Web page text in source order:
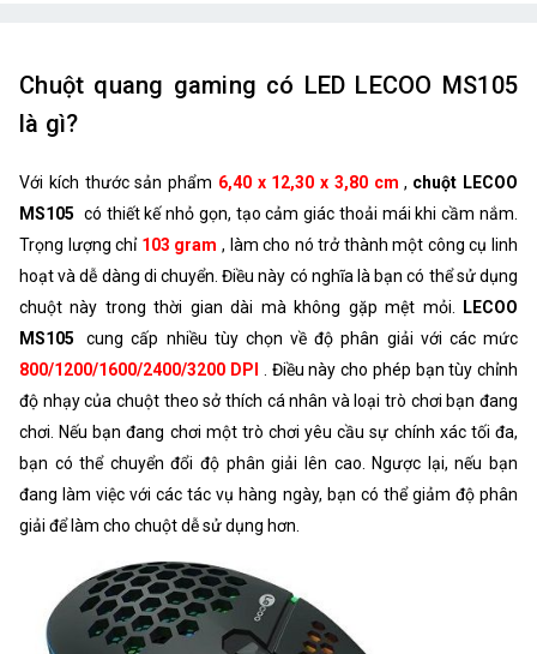
Chuột quang gaming có LED LECOO MS105
là gì?
Với kích thước sản phẩm 6,40 x 12,30 x 3,80 cm , chuột LECOO
MS105 có thiết kế nhỏ gọn, tạo cảm giác thoải mái khi cầm nắm.
Trọng lượng chỉ 103 gram , làm cho nó trở thành một công cụ linh
hoạt và dễ dàng di chuyển. Điều này có nghĩa là bạn có thể sử dụng
chuột này trong thời gian dài mà không gặp mệt mỏi. LECOO
MS105
cung cấp nhiều tùy chọn về độ phân giải với các mức
800/1200/1600/2400/3200 DPI
. Điều này cho phép bạn tùy chỉnh
độ nhạy của chuột theo sở thích cá nhân và loại trò chơi bạn đang
chơi. Nếu bạn đang chơi một trò chơi yêu cầu sự chính xác tối đa,
bạn có thể chuyển đổi độ phân giải lên cao. Ngược lại, nếu bạn
đang làm việc với các tác vụ hàng ngày, bạn có thể giảm độ phân
giải để làm cho chuột dễ sử dụng hơn.